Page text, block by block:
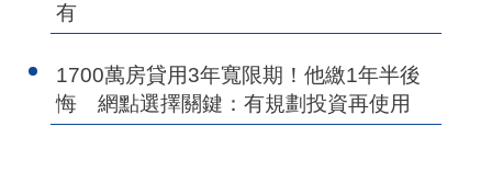
有
1700萬房貸用3年寬限期！他繳1年半後
悔 網點選擇關鍵：有規劃投資再使用